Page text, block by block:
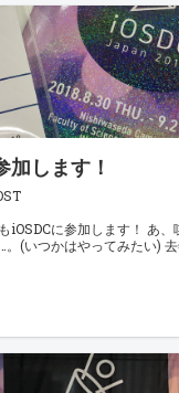
加します！
iOSDCに参加します！ あ
。(いつかはやってみたい)